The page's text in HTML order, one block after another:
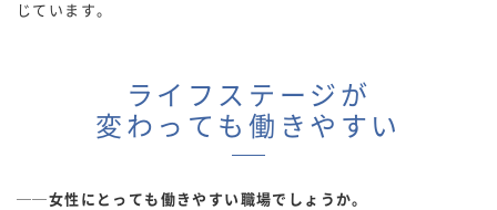
じています。
ライフステージが
変わっても働きやすい
──女性にとっても働きやすい職場でしょうか。